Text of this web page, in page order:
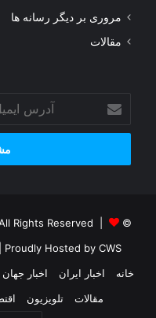
مروری بر دیگر رسانه ها
مقالات
ایمیل
خود
وارد
© Copyright 2026, Channel One HD, All Rights Reserved |
| Proudly Hosted by CWS
خانه
اخبار ایران اخبار جهان
مقالات
تلویزیون